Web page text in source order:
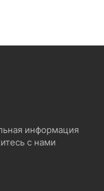
информация
с нами